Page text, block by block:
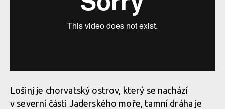
Lošinj je chorvatský ostrov, který se nachází
v severní části Jaderského moře, tamní dráha je